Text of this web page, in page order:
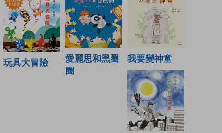
玩具大冒險
愛麗思和黑圈
圈
我要變神童